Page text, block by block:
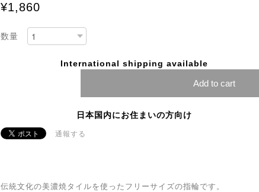
¥1,860
数量
International shipping available
Add to cart
日本国内にお住まいの方向け
通報する
伝統文化の美濃焼タイルを使ったフリーサイズの指輪です。